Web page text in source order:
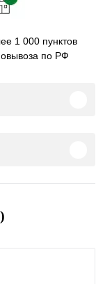
1 000 пунктов
по РФ